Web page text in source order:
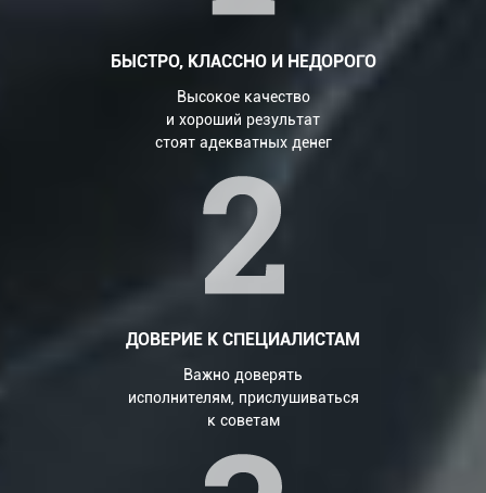
БЫСТРО, КЛАССНО И НЕДОРОГО
Высокое качество
и хороший результат
стоят адекватных денег
ДОВЕРИЕ К СПЕЦИАЛИСТАМ
Важно доверять
исполнителям, прислушиваться
к советам